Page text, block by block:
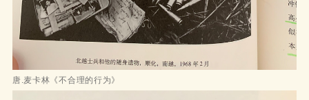
唐.麦卡林《不合理的行为》